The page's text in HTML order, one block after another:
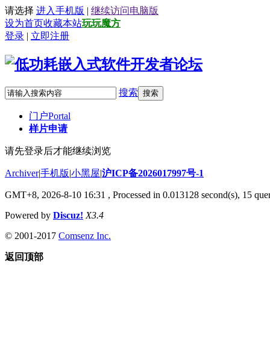
请选择 进入手机版 | 继续访问电脑版
设为首页收藏本站玩玩魔方
登录 | 立即注册
搜索 搜索
门户Portal
样片申请
请先登录后才能继续浏览
Archiver|手机版|小黑屋|沪ICP备2026017997号-1
GMT+8, 2026-8-10 16:31 , Processed in 0.013128 second(s), 15
Powered by Discuz! X3.4
© 2001-2017 Comsenz Inc.
返回顶部